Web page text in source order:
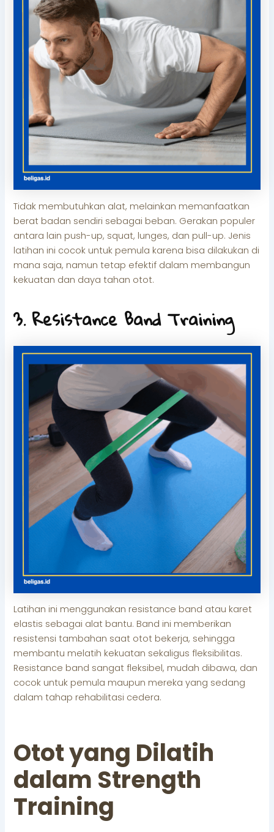
Tidak membutuhkan alat, melainkan memanfaatkan
berat badan sendiri sebagai beban. Gerakan populer
antara lain push-up, squat, lunges, dan pull-up. Jenis
latihan ini cocok untuk pemula karena bisa dilakukan di
mana saja, namun tetap efektif dalam membangun
kekuatan dan daya tahan otot.
3. Resistance Band Training
Latihan ini menggunakan resistance band atau karet
elastis sebagai alat bantu. Band ini memberikan
resistensi tambahan saat otot bekerja, sehingga
membantu melatih kekuatan sekaligus fleksibilitas.
Resistance band sangat fleksibel, mudah dibawa, dan
cocok untuk pemula maupun mereka yang sedang
dalam tahap rehabilitasi cedera.
Otot yang Dilatih
dalam Strength
Training